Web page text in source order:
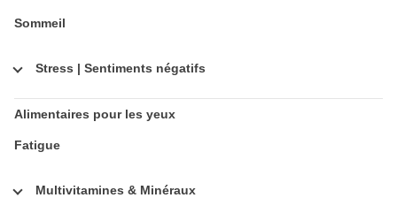
Sommeil
Stress | Sentiments négatifs
Alimentaires pour les yeux
Fatigue
Multivitamines & Minéraux